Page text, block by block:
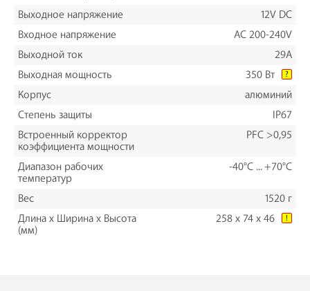
Выходное напряжение
12V DC
Входное напряжение
AC 200-240V
Выходной ток
29A
Выходная мощность
350 Вт ?
Корпус
алюминий
Степень защиты
IP67
Встроенный корректор
коэффициента мощности
PFC >0,95
Диапазон рабочих
температур
-40°C ... +70°C
Вес
1520 г
Длина х Ширина х Высота
(мм)
258 х 74 х 46 !